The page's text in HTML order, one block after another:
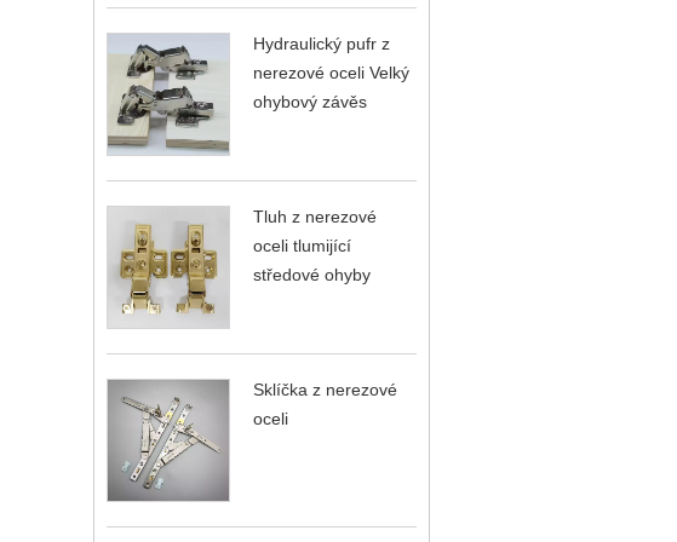
Hydraulický pufr z
nerezové oceli Velký
ohybový závěs
Tluh z nerezové
oceli tlumijící
středové ohyby
Sklíčka z nerezové
oceli